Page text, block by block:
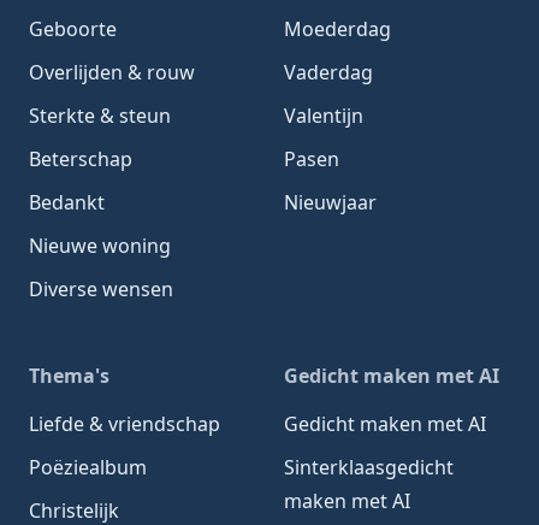
Geboorte
Overlijden & rouw
Sterkte & steun
Beterschap
Bedankt
Nieuwe woning
Diverse wensen
Moederdag
Vaderdag
Valentijn
Pasen
Nieuwjaar
Thema's
Liefde & vriendschap
Poëziealbum
Christelijk
Gedicht maken met AI
Gedicht maken met AI
Sinterklaasgedicht
maken met AI